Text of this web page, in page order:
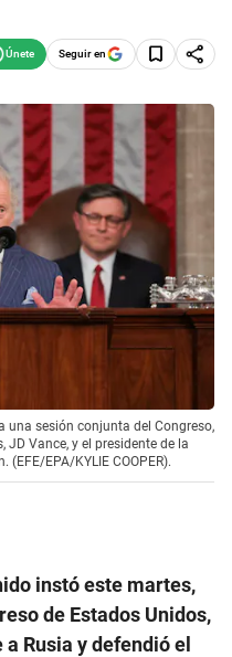
Seguir en
una sesión conjunta del Congreso,
Vance, y el presidente de la
EPA/KYLIE COOPER).
instó este martes,
de Estados Unidos,
Rusia y defendió el